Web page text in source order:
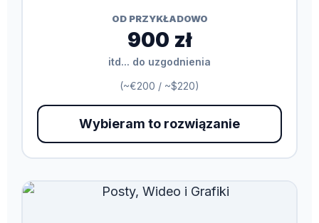
OD PRZYKŁADOWO
900 zł
itd... do uzgodnienia
(~€200 / ~$220)
Wybieram to rozwiązanie